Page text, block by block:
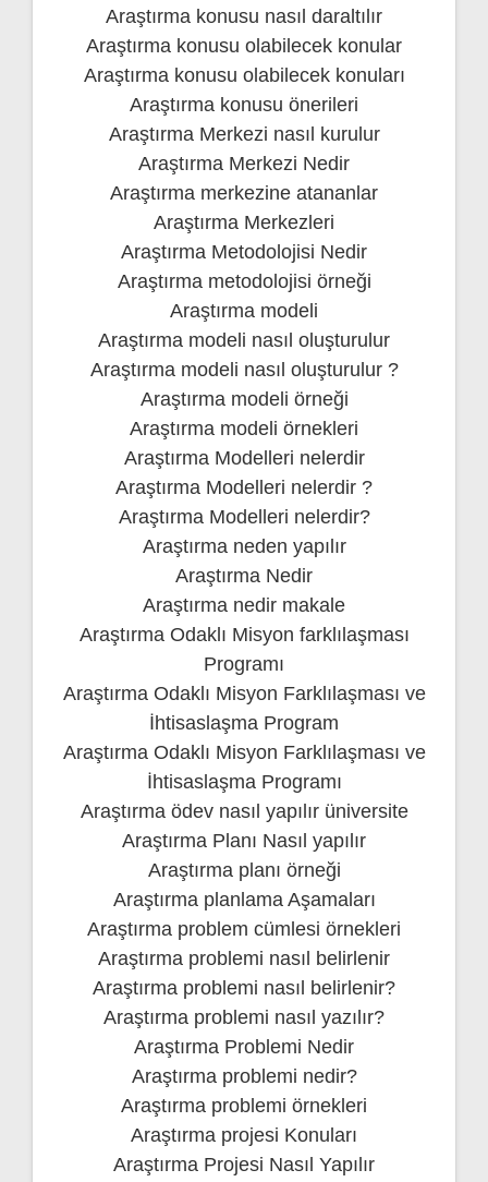
Araştırma konusu nasıl daraltılır
Araştırma konusu olabilecek konular
Araştırma konusu olabilecek konuları
Araştırma konusu önerileri
Araştırma Merkezi nasıl kurulur
Araştırma Merkezi Nedir
Araştırma merkezine atananlar
Araştırma Merkezleri
Araştırma Metodolojisi Nedir
Araştırma metodolojisi örneği
Araştırma modeli
Araştırma modeli nasıl oluşturulur
Araştırma modeli nasıl oluşturulur ?
Araştırma modeli örneği
Araştırma modeli örnekleri
Araştırma Modelleri nelerdir
Araştırma Modelleri nelerdir ?
Araştırma Modelleri nelerdir?
Araştırma neden yapılır
Araştırma Nedir
Araştırma nedir makale
Araştırma Odaklı Misyon farklılaşması
Programı
Araştırma Odaklı Misyon Farklılaşması ve
İhtisaslaşma Program
Araştırma Odaklı Misyon Farklılaşması ve
İhtisaslaşma Programı
Araştırma ödev nasıl yapılır üniversite
Araştırma Planı Nasıl yapılır
Araştırma planı örneği
Araştırma planlama Aşamaları
Araştırma problem cümlesi örnekleri
Araştırma problemi nasıl belirlenir
Araştırma problemi nasıl belirlenir?
Araştırma problemi nasıl yazılır?
Araştırma Problemi Nedir
Araştırma problemi nedir?
Araştırma problemi örnekleri
Araştırma projesi Konuları
Araştırma Projesi Nasıl Yapılır